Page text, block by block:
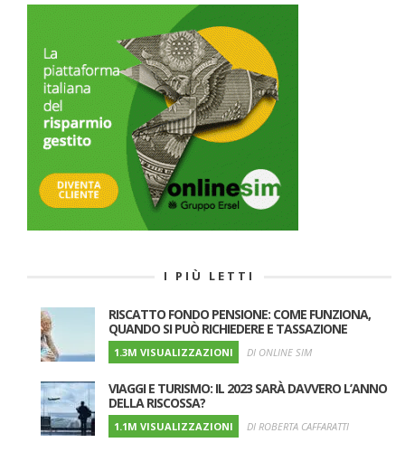
I PIÙ LETTI
RISCATTO FONDO PENSIONE: COME FUNZIONA,
QUANDO SI PUÒ RICHIEDERE E TASSAZIONE
1.3M VISUALIZZAZIONI DI ONLINE SIM
VIAGGI E TURISMO: IL 2023 SARÀ DAVVERO L’ANNO
DELLA RISCOSSA?
1.1M VISUALIZZAZIONI DI ROBERTA CAFFARATTI